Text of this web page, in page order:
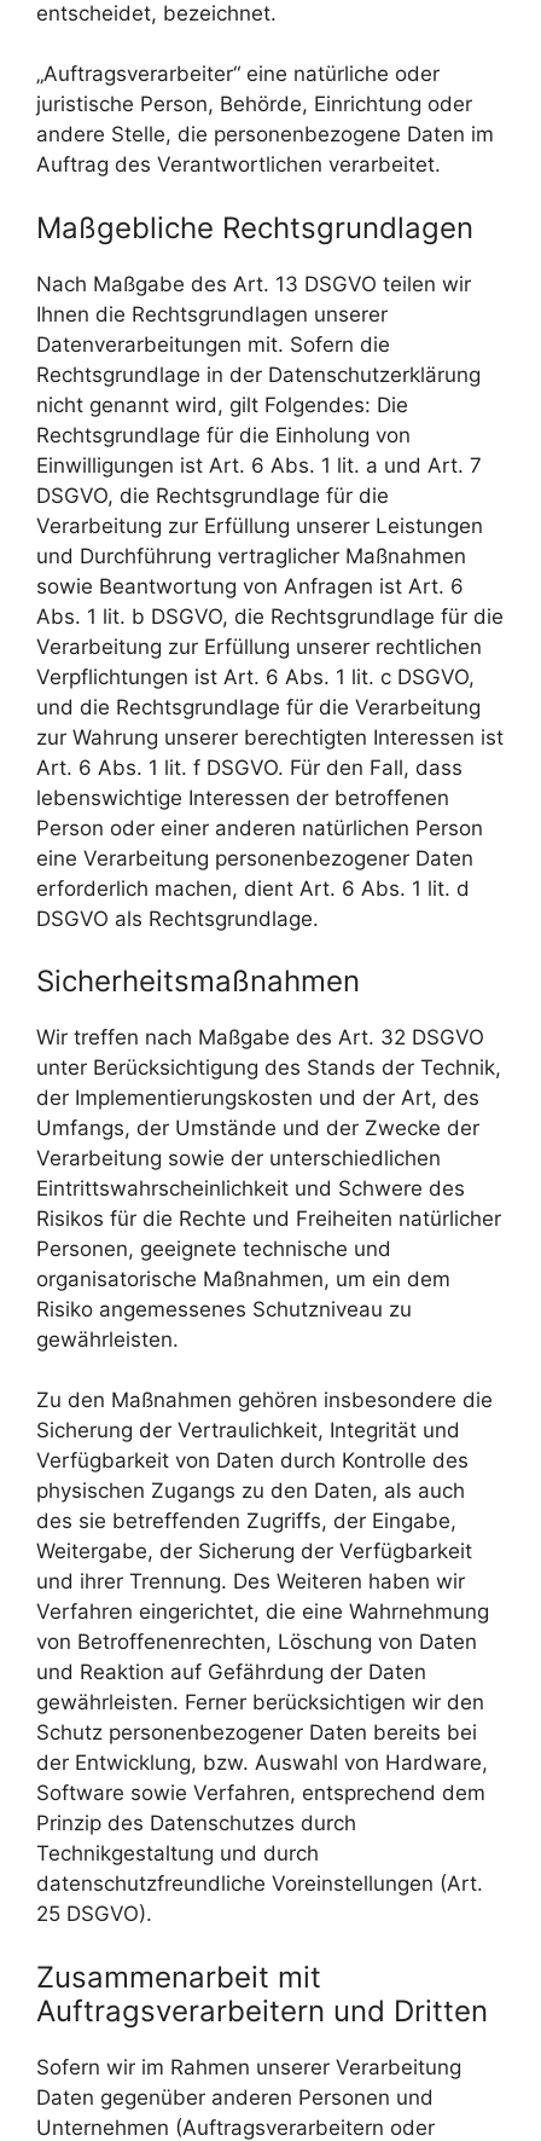
entscheidet, bezeichnet.
„Auftragsverarbeiter“ eine natürliche oder
juristische Person, Behörde, Einrichtung oder
andere Stelle, die personenbezogene Daten im
Auftrag des Verantwortlichen verarbeitet.
Maßgebliche Rechtsgrundlagen
Nach Maßgabe des Art. 13 DSGVO teilen wir
Ihnen die Rechtsgrundlagen unserer
Datenverarbeitungen mit. Sofern die
Rechtsgrundlage in der Datenschutzerklärung
nicht genannt wird, gilt Folgendes: Die
Rechtsgrundlage für die Einholung von
Einwilligungen ist Art. 6 Abs. 1 lit. a und Art. 7
DSGVO, die Rechtsgrundlage für die
Verarbeitung zur Erfüllung unserer Leistungen
und Durchführung vertraglicher Maßnahmen
sowie Beantwortung von Anfragen ist Art. 6
Abs. 1 lit. b DSGVO, die Rechtsgrundlage für die
Verarbeitung zur Erfüllung unserer rechtlichen
Verpflichtungen ist Art. 6 Abs. 1 lit. c DSGVO,
und die Rechtsgrundlage für die Verarbeitung
zur Wahrung unserer berechtigten Interessen ist
Art. 6 Abs. 1 lit. f DSGVO. Für den Fall, dass
lebenswichtige Interessen der betroffenen
Person oder einer anderen natürlichen Person
eine Verarbeitung personenbezogener Daten
erforderlich machen, dient Art. 6 Abs. 1 lit. d
DSGVO als Rechtsgrundlage.
Sicherheitsmaßnahmen
Wir treffen nach Maßgabe des Art. 32 DSGVO
unter Berücksichtigung des Stands der Technik,
der Implementierungskosten und der Art, des
Umfangs, der Umstände und der Zwecke der
Verarbeitung sowie der unterschiedlichen
Eintrittswahrscheinlichkeit und Schwere des
Risikos für die Rechte und Freiheiten natürlicher
Personen, geeignete technische und
organisatorische Maßnahmen, um ein dem
Risiko angemessenes Schutzniveau zu
gewährleisten.
Zu den Maßnahmen gehören insbesondere die
Sicherung der Vertraulichkeit, Integrität und
Verfügbarkeit von Daten durch Kontrolle des
physischen Zugangs zu den Daten, als auch
des sie betreffenden Zugriffs, der Eingabe,
Weitergabe, der Sicherung der Verfügbarkeit
und ihrer Trennung. Des Weiteren haben wir
Verfahren eingerichtet, die eine Wahrnehmung
von Betroffenenrechten, Löschung von Daten
und Reaktion auf Gefährdung der Daten
gewährleisten. Ferner berücksichtigen wir den
Schutz personenbezogener Daten bereits bei
der Entwicklung, bzw. Auswahl von Hardware,
Software sowie Verfahren, entsprechend dem
Prinzip des Datenschutzes durch
Technikgestaltung und durch
datenschutzfreundliche Voreinstellungen (Art.
25 DSGVO).
Zusammenarbeit mit
Auftragsverarbeitern und Dritten
Sofern wir im Rahmen unserer Verarbeitung
Daten gegenüber anderen Personen und
Unternehmen (Auftragsverarbeitern oder